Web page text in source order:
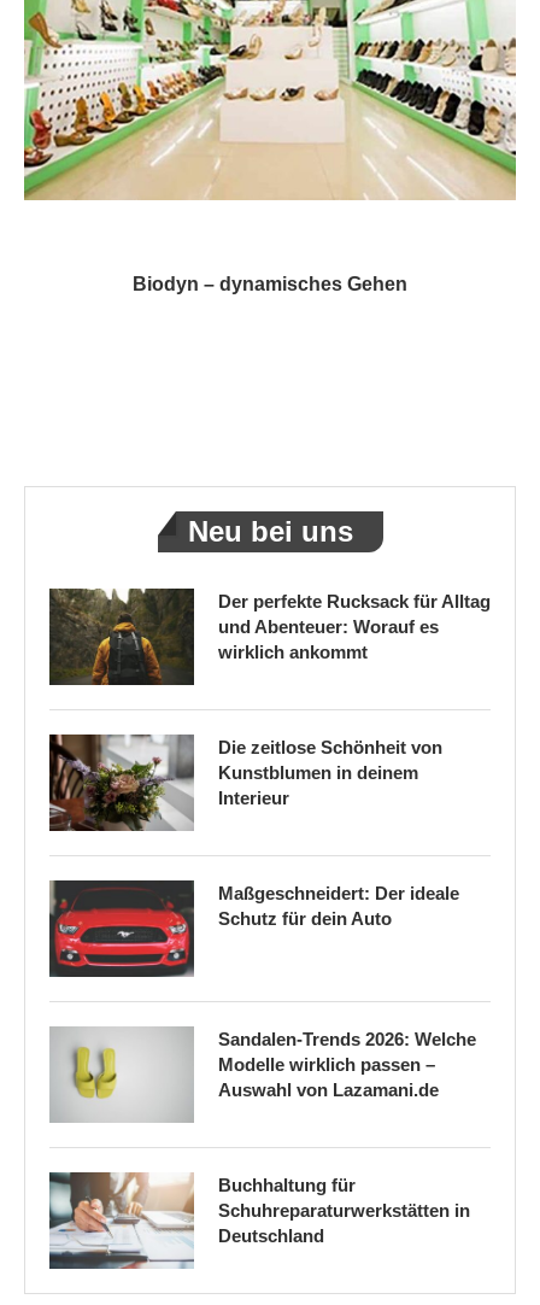
Biodyn – dynamisches Gehen
Neu bei uns
Der perfekte Rucksack für Alltag
und Abenteuer: Worauf es
wirklich ankommt
Die zeitlose Schönheit von
Kunstblumen in deinem
Interieur
Maßgeschneidert: Der ideale
Schutz für dein Auto
Sandalen-Trends 2026: Welche
Modelle wirklich passen –
Auswahl von Lazamani.de
Buchhaltung für
Schuhreparaturwerkstätten in
Deutschland